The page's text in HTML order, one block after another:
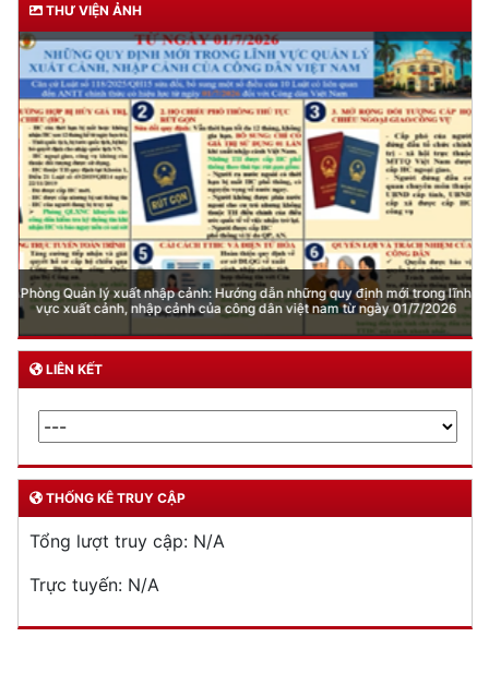
THƯ VIỆN ẢNH
Phòng Quản lý xuất nhập cảnh: Hướng dẫn những quy định mới trong lĩnh
vực xuất cảnh, nhập cảnh của công dân việt nam từ ngày 01/7/2026
LIÊN KẾT
THỐNG KÊ TRUY CẬP
Tổng lượt truy cập: N/A
Trực tuyến: N/A